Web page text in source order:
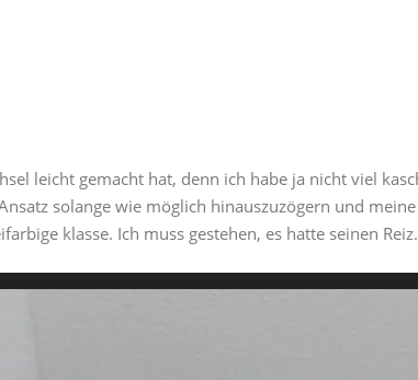
leicht gemacht hat, denn ich habe ja nicht viel
solange wie möglich hinauszuzögern und
klasse. Ich muss gestehen, es hatte seinen Reiz.